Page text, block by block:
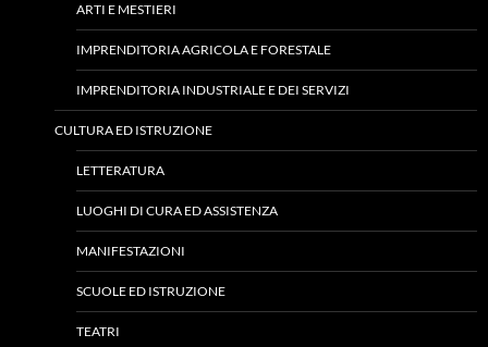
ARTI E MESTIERI
IMPRENDITORIA AGRICOLA E FORESTALE
IMPRENDITORIA INDUSTRIALE E DEI SERVIZI
CULTURA ED ISTRUZIONE
LETTERATURA
LUOGHI DI CURA ED ASSISTENZA
MANIFESTAZIONI
SCUOLE ED ISTRUZIONE
TEATRI